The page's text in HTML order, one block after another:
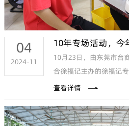
04
2024-11
10年专场活动，今
10月23日，由东莞市台
合徐福记主办的徐福记
中心顺利开展。
查看详情